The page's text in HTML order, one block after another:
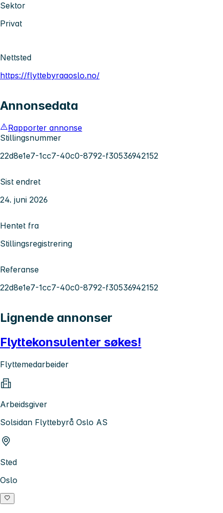
Sektor
Privat
Nettsted
https://flyttebyraaoslo.no/
Annonsedata
Rapporter annonse
Stillingsnummer
22d8e1e7-1cc7-40c0-8792-f30536942152
Sist endret
24. juni 2026
Hentet fra
Stillingsregistrering
Referanse
22d8e1e7-1cc7-40c0-8792-f30536942152
Lignende annonser
Flyttekonsulenter søkes!
Flyttemedarbeider
Arbeidsgiver
Solsidan Flyttebyrå Oslo AS
Sted
Oslo